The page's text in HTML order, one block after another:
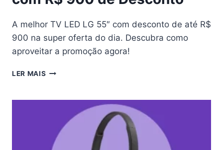
A melhor TV LED LG 55″ com desconto de até R$
900 na super oferta do dia. Descubra como
aproveitar a promoção agora!
LER MAIS OFERTA
TV
55″
COM